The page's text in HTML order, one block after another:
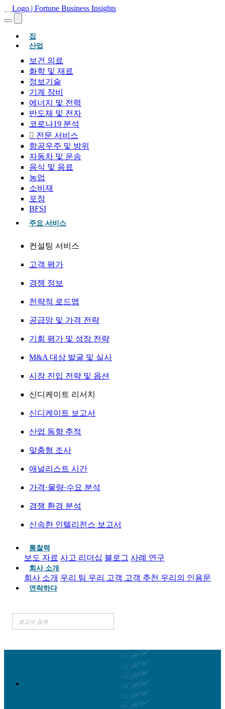
집(현재의)
산업
보건 의료
화학 및 재료
정보기술
기계 장비
에너지 및 전력
반도체 및 전자
코로나19 분석
전문 서비스
항공우주 및 방위
자동차 및 운송
음식 및 음료
농업
소비재
포장
BFSI
주요 서비스
컨설팅 서비스
고객 평가
경쟁 정보
전략적 로드맵
공급망 및 가격 전략
기회 평가 및 성장 전략
M&A 대상 발굴 및 실사
시장 진입 전략 및 옵션
신디케이트 리서치
신디케이트 보고서
산업 동향 추적
맞춤형 조사
애널리스트 시간
가격·물량·수요 분석
경쟁 환경 분석
신속한 인텔리전스 보고서
통찰력
보도 자료 사고 리더십 블로그 사례 연구
회사 소개
회사 소개 우리 팀 우리 고객 고객 추천 우리의 인용문
연락하다